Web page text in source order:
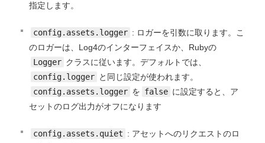
指定します。
config.assets.logger : ロガーを引数に取ります。こ
のロガーは、Log4のインターフェイスか、Rubyの
Logger クラスに従います。デフォルトでは、
config.logger と同じ設定が使われます。
config.assets.logger を false に設定すると、ア
セットのログ出力がオフになります
config.assets.quiet : アセットへのリクエストのロ